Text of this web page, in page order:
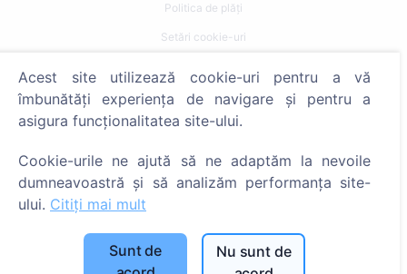
Politica de plăți
Setări cookie-uri
Caută
Caută decedați
Servicii
SIA "CEMETY", LV40103618951
Acest site utilizează cookie-uri pentru a vă
îmbunătăți experiența de navigare și pentru a
asigura funcționalitatea site-ului.
Cookie-urile ne ajută să ne adaptăm la nevoile
dumneavoastră și să analizăm performanța site-
ului. Citiți mai mult
Sunt de
Nu sunt de